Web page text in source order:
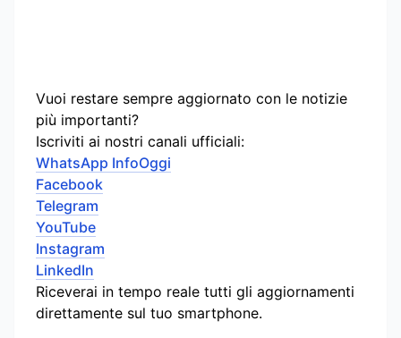
Vuoi restare sempre aggiornato con le notizie
più importanti?
Iscriviti ai nostri canali ufficiali:
WhatsApp InfoOggi
Facebook
Telegram
YouTube
Instagram
LinkedIn
Riceverai in tempo reale tutti gli aggiornamenti
direttamente sul tuo smartphone.